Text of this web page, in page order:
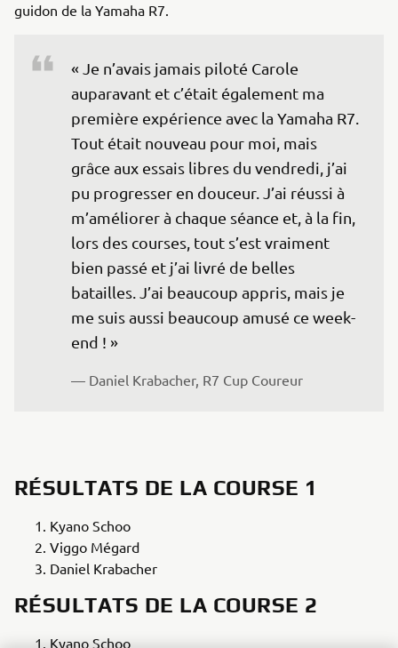
guidon de la Yamaha R7.
« Je n’avais jamais piloté Carole
auparavant et c’était également ma
première expérience avec la Yamaha R7.
Tout était nouveau pour moi, mais
grâce aux essais libres du vendredi, j’ai
pu progresser en douceur. J’ai réussi à
m’améliorer à chaque séance et, à la fin,
lors des courses, tout s’est vraiment
bien passé et j’ai livré de belles
batailles. J’ai beaucoup appris, mais je
me suis aussi beaucoup amusé ce week-
end ! »
— Daniel Krabacher, R7 Cup Coureur
RÉSULTATS DE LA COURSE 1
Kyano Schoo
Viggo Mégard
Daniel Krabacher
RÉSULTATS DE LA COURSE 2
Kyano Schoo